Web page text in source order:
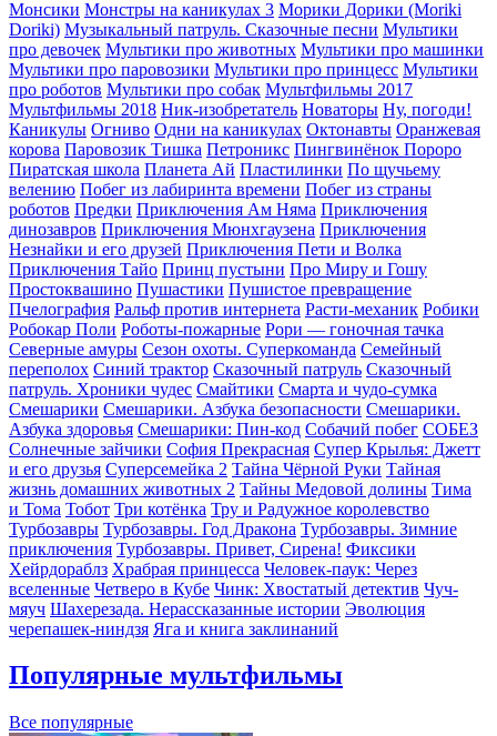
Монсики Монстры на каникулах 3 Морики Дорики (Moriki
Doriki) Музыкальный патруль. Сказочные песни Мультики
про девочек Мультики про животных Мультики про машинки
Мультики про паровозики Мультики про принцесс Мультики
про роботов Мультики про собак Мультфильмы 2017
Мультфильмы 2018 Ник-изобретатель Новаторы Ну, погоди!
Каникулы Огниво Одни на каникулах Октонавты Оранжевая
корова Паровозик Тишка Петроникс Пингвинёнок Пороро
Пиратская школа Планета Aй Пластилинки По щучьему
велению Побег из лабиринта времени Побег из страны
роботов Предки Приключения Ам Няма Приключения
динозавров Приключения Мюнхгаузена Приключения
Незнайки и его друзей Приключения Пети и Волка
Приключения Тайо Принц пустыни Про Миру и Гошу
Простоквашино Пушастики Пушистое превращение
Пчелография Ральф против интернета Расти-механик Робики
Робокар Поли Роботы-пожарные Рори — гоночная тачка
Северные амуры Сезон охоты. Суперкоманда Семейный
переполох Синий трактор Сказочный патруль Сказочный
патруль. Хроники чудес Смайтики Смарта и чудо-сумка
Смешарики Смешарики. Азбука безопасности Смешарики.
Азбука здоровья Смешарики: Пин-код Собачий побег СОБЕЗ
Солнечные зайчики София Прекрасная Супер Крылья: Джетт
и его друзья Суперсемейка 2 Тайна Чёрной Руки Тайная
жизнь домашних животных 2 Тайны Медовой долины Тима
и Тома Тобот Три котёнка Тру и Радужное королевство
Турбозавры Турбозавры. Год Дракона Турбозавры. Зимние
приключения Турбозавры. Привет, Сирена! Фиксики
Хейрдораблз Храбрая принцесса Человек-паук: Через
вселенные Четверо в Кубе Чинк: Хвостатый детектив Чуч-
мяуч Шахерезада. Нерассказанные истории Эволюция
черепашек-ниндзя Яга и книга заклинаний
Популярные мультфильмы
Все популярные